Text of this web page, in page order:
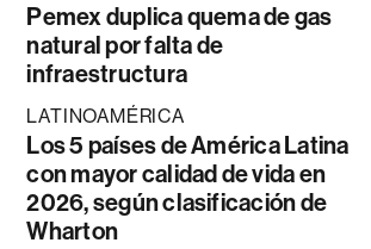
Pemex duplica quema de gas
natural por falta de
infraestructura
LATINOAMÉRICA
Los 5 países de América Latina
con mayor calidad de vida en
2026, según clasificación de
Wharton